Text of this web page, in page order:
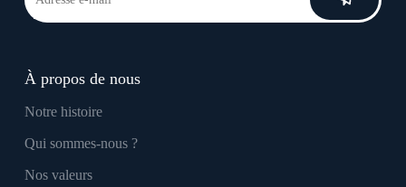
À propos de nous
Notre histoire
Qui sommes-nous ?
Nos valeurs